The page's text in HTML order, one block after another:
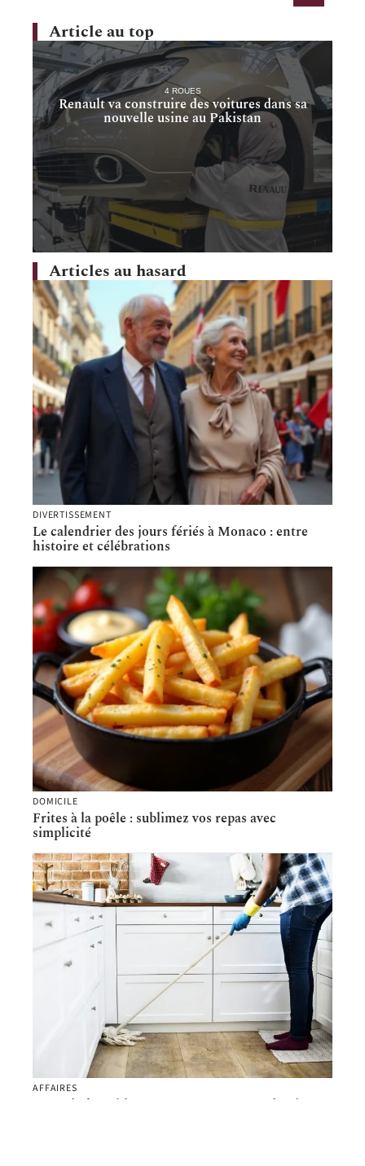
Article au top
4 ROUES
Renault va construire des voitures dans sa
nouvelle usine au Pakistan
Articles au hasard
DIVERTISSEMENT
Le calendrier des jours fériés à Monaco : entre
histoire et célébrations
DOMICILE
Frites à la poêle : sublimez vos repas avec
simplicité
AFFAIRES
Devenir franchisé en créant son entreprise de